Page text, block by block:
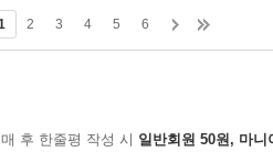
2 3 4 5 6
후 한줄평 작성 시 일반회원 50원, 마니